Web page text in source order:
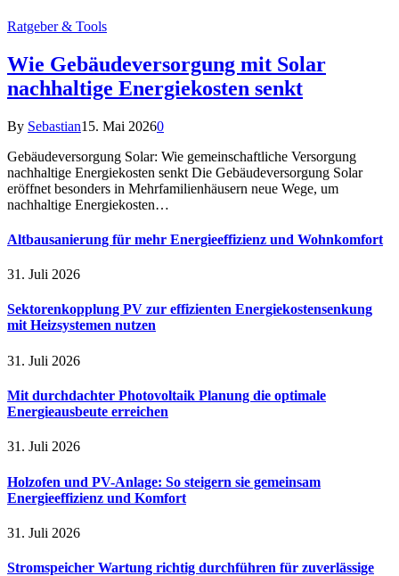
Ratgeber & Tools
Wie Gebäudeversorgung mit Solar
nachhaltige Energiekosten senkt
By Sebastian15. Mai 20260
Gebäudeversorgung Solar: Wie gemeinschaftliche Versorgung
nachhaltige Energiekosten senkt Die Gebäudeversorgung Solar
eröffnet besonders in Mehrfamilienhäusern neue Wege, um
nachhaltige Energiekosten…
Altbausanierung für mehr Energieeffizienz und Wohnkomfort
31. Juli 2026
Sektorenkopplung PV zur effizienten Energiekostensenkung
mit Heizsystemen nutzen
31. Juli 2026
Mit durchdachter Photovoltaik Planung die optimale
Energieausbeute erreichen
31. Juli 2026
Holzofen und PV-Anlage: So steigern sie gemeinsam
Energieeffizienz und Komfort
31. Juli 2026
Stromspeicher Wartung richtig durchführen für zuverlässige